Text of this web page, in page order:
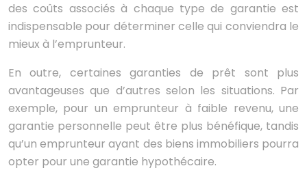
des coûts associés à chaque type de garantie est
indispensable pour déterminer celle qui conviendra le
mieux à l’emprunteur.
En outre, certaines garanties de prêt sont plus
avantageuses que d’autres selon les situations. Par
exemple, pour un emprunteur à faible revenu, une
garantie personnelle peut être plus bénéfique, tandis
qu’un emprunteur ayant des biens immobiliers pourra
opter pour une garantie hypothécaire.